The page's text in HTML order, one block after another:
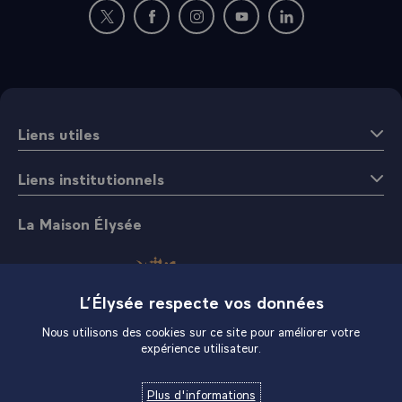
Nouvelle fenêtre : rejoignez-nous sur Twitter
Nouvelle fenêtre : rejoignez-nous sur
Nouvelle fenêtre : rejoignez-nous
Nouvelle fenêtre :
Nouvelle fenêtre :
Liens utiles
Liens institutionnels
La Maison Élysée
L’Élysée respecte vos données
Nous utilisons des cookies sur ce site pour améliorer votre
expérience utilisateur.
Plus d'informations